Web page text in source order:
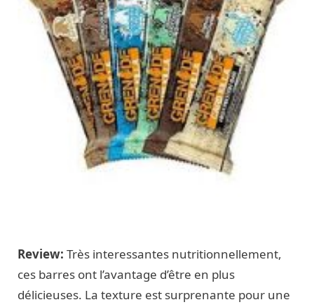
Review: Très interessantes nutritionnellement,
ces barres ont l’avantage d’être en plus
délicieuses. La texture est surprenante pour une